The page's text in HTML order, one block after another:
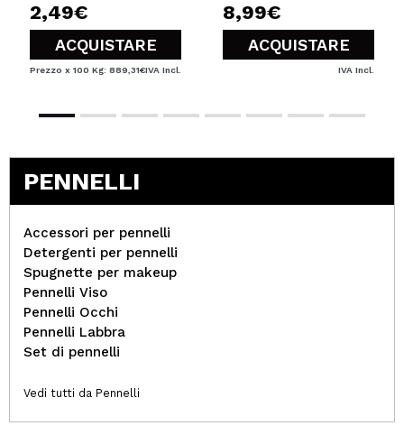
2,49€
ACQUISTARE
Prezzo x 100 Kg: 889,31€IVA Incl.
8,99€
ACQUISTARE
IVA Incl.
PENNELLI
Accessori per pennelli
Detergenti per pennelli
Spugnette per makeup
Pennelli Viso
Pennelli Occhi
Pennelli Labbra
Set di pennelli
Vedi tutti da Pennelli